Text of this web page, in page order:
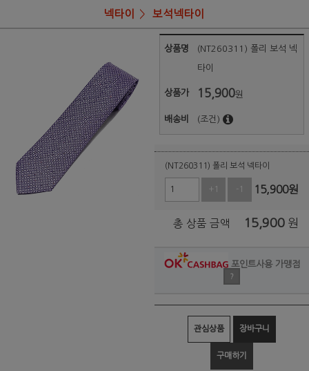
넥타이 보석넥타이
상품명 (NT260311) 폴리 보석 넥
타이
상품가 15,900원
배송비 (조건)
(NT260311) 폴리 보석 넥타이
+1 -1 15,900원
총 상품 금액 15,900 원
포인트사용 가맹점
?
관심상품 장바구니
구매하기